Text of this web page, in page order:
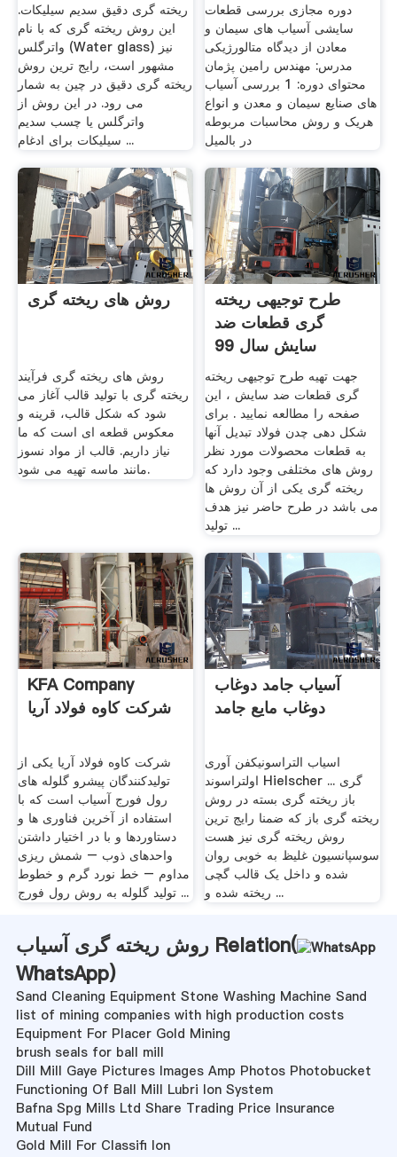
ریخته گری دقیق سدیم سیلیکات.
این روش ریخته گری که با نام
واترگلس (Water glass) نیز
مشهور است، رایج‌ ترین روش
ریخته گری دقیق در چین به شمار
می رود. در این روش از
واترگلس یا چسب سدیم
سیلیکات برای ادغام ...
دوره مجازی بررسی قطعات
سایشی آسیاب های سیمان و
معادن از دیدگاه متالورژیکی
مدرس: مهندس رامین پژمان
محتوای دوره: 1 بررسی آسیاب
های صنایع سیمان و معدن و انواع
هریک و روش محاسبات مربوطه
در بالمیل
روش های ریخته گری
روش های ریخته گری فرآیند
ریخته گری با تولید قالب آغاز می
شود که شکل قالب، قرینه و
معکوس قطعه ای است که ما
نیاز داریم. قالب از مواد نسوز
مانند ماسه تهیه می شود.
طرح توجیهی ریخته
گری قطعات ضد
سایش سال 99
جهت تهیه طرح توجیهی ریخته
گری قطعات ضد سایش ، این
صفحه را مطالعه نمایید . برای
شکل دهی چدن فولاد تبدیل آنها
به قطعات محصولات مورد نظر
روش های مختلفی وجود دارد که
ریخته گری یکی از آن روش ها
می باشد در طرح حاضر نیز هدف
تولید ...
KFA Company
شرکت کاوه فولاد آریا
شرکت کاوه فولاد آریا یکی از
تولیدکنندگان پیشرو گلوله های
رول فورج آسیاب است که با
استفاده از آخرین فناوری ها و
دستاوردها و با در اختیار داشتن
واحدهای ذوب – شمش ریزی
مداوم – خط نورد گرم و خطوط
تولید گلوله به روش رول فورج ...
آسیاب جامد دوغاب
دوغاب مایع جامد
اسیاب التراسونیکفن آوری
اولتراسوند Hielscher ... گری
باز ریخته گری بسته در روش
ریخته گری باز که ضمنا رایج ترین
روش ریخته گری نیز هست
سوسپانسیون غلیظ به خوبی روان
شده و داخل یک قالب گچی
ریخته شده و ...
روش ریخته گری آسیاب Relation(
WhatsApp)
Sand Cleaning Equipment Stone Washing Machine Sand
list of mining companies with high production costs
Equipment For Placer Gold Mining
brush seals for ball mill
Dill Mill Gaye Pictures Images Amp Photos Photobucket
Functioning Of Ball Mill Lubri Ion System
Bafna Spg Mills Ltd Share Trading Price Insurance
Mutual Fund
Gold Mill For Classifi Ion